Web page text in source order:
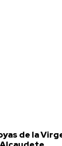
de la